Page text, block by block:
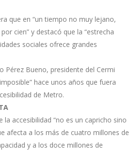
que en “un tiempo no muy lejano,
cien” y destacó que la “estrecha
sociales ofrece grandes
Pérez Bueno, presidente del Cermi
hace unos años que fuera
de Metro.
la accesibilidad “no es un capricho sino
afecta a los más de cuatro millones de
y a los doce millones de